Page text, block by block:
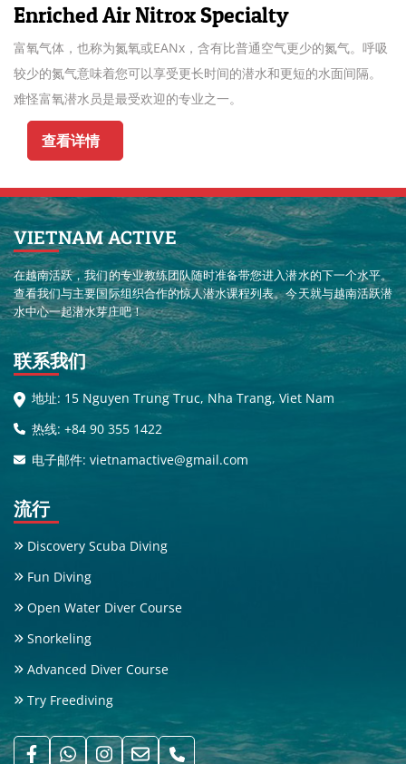
Enriched Air Nitrox Specialty
富氧气体，也称为氮氧或EANx，含有比普通空气更少的氮气。呼吸
较少的氮气意味着您可以享受更长时间的潜水和更短的水面间隔。
难怪富氧潜水员是最受欢迎的专业之一。
查看详情
VIETNAM ACTIVE
在越南活跃，我们的专业教练团队随时准备带您进入潜水的下一个水平。
查看我们与主要国际组织合作的惊人潜水课程列表。今天就与越南活跃潜
水中心一起潜水芽庄吧！
联系我们
地址: 15 Nguyen Trung Truc, Nha Trang, Viet Nam
热线: +84 90 355 1422
电子邮件: vietnamactive@gmail.com
流行
Discovery Scuba Diving
Fun Diving
Open Water Diver Course
Snorkeling
Advanced Diver Course
Try Freediving